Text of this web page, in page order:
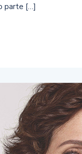
parte […]